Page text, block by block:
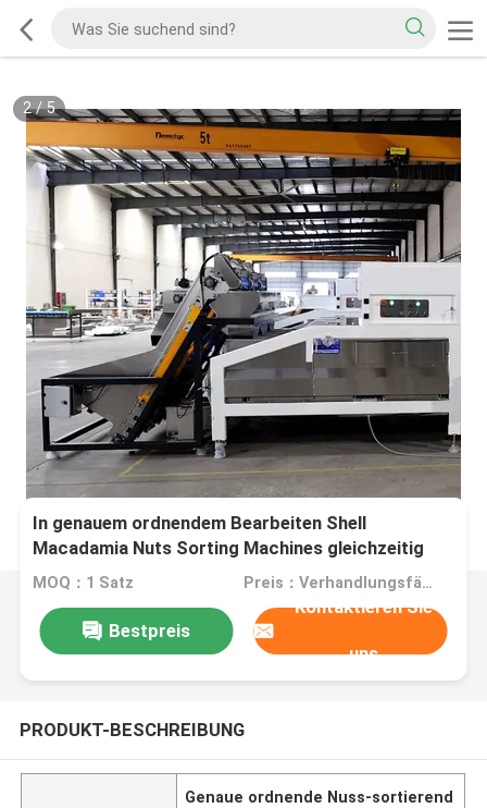
2/5
In genauem ordnendem Bearbeiten Shell
Macadamia Nuts Sorting Machines gleichzeitig
MOQ：1 Satz Preis：Verhandlungsfähig
Bestpreis
Kontaktieren Sie
uns
PRODUKT-BESCHREIBUNG
Genaue ordnende Nuss-sortierend